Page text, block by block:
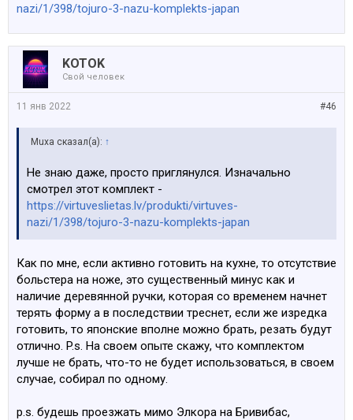
nazi/1/398/tojuro-3-nazu-komplekts-japan
KOTOK
Свой человек
#46
11 янв 2022
Muxa сказал(а): ↑
Не знаю даже, просто приглянулся. Изначально
смотрел этот комплект -
https://virtuveslietas.lv/produkti/virtuves-
nazi/1/398/tojuro-3-nazu-komplekts-japan
Как по мне, если активно готовить на кухне, то отсутствие
больстера на ноже, это существенный минус как и
наличие деревянной ручки, которая со временем начнет
терять форму а в последствии треснет, если же изредка
готовить, то японские вполне можно брать, резать будут
отлично. P.s. На своем опыте скажу, что комплектом
лучше не брать, что-то не будет использоваться, в своем
случае, собирал по одному.
p.s. будешь проезжать мимо Элкора на Бривибас,